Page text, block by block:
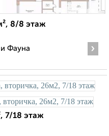
8/8 этаж
Фауна
›
7/18 этаж